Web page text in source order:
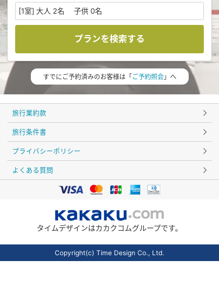
[1室] 大人 2名 子供 0名
プランを検索する
すでにご予約済みのお客様は「ご予約照会」へ
旅行業約款
旅行条件書
プライバシーポリシー
よくある質問
タイムデザインはカカクコムグループです。
Copyright(c) Time Design Co., Ltd.